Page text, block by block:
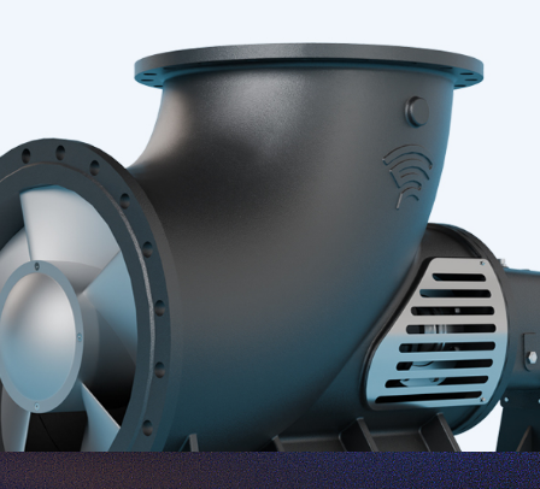
Bölgenizdeki yetkili
sorumlu ile iletişime
bize yazın